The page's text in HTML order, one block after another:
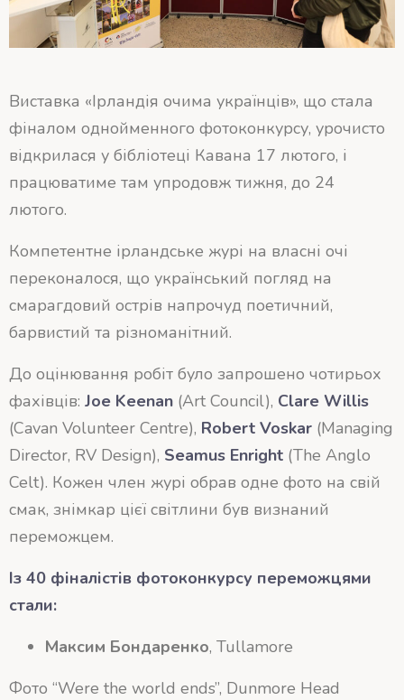
Виставка «Ірландія очима українців», що стала
фіналом однойменного фотоконкурсу, урочисто
відкрилася у бібліотеці Кавана 17 лютого, і
працюватиме там упродовж тижня, до 24
лютого.
Компетентне ірландське журі на власні очі
переконалося, що український погляд на
смарагдовий острів напрочуд поетичний,
барвистий та різноманітний.
До оцінювання робіт було запрошено чотирьох
фахівців: Joe Keenan (Art Council), Clare Willis
(Cavan Volunteer Centre), Robert Voskar (Managing
Director, RV Design), Seamus Enright (The Anglo
Celt). Кожен член журі обрав одне фото на свій
смак, знімкар цієї світлини був визнаний
переможцем.
Із 40 фіналістів фотоконкурсу переможцями
стали:
Максим Бондаренко, Tullamore
Фото “Were the world ends”, Dunmore Head